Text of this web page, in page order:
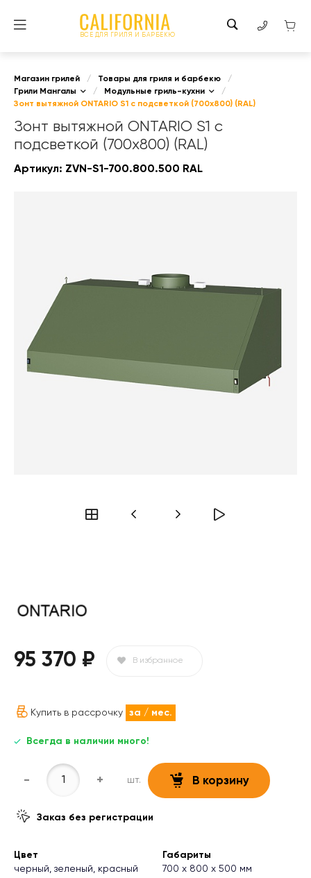
ВСЕ ДЛЯ ГРИЛЯ И БАРБЕКЮ
Магазин грилей / Товары для гриля и барбекю
/
Грили Мангалы
/ Модульные гриль-кухни
/
Зонт вытяжной ONTARIO S1 с подсветкой (700x800) (RAL)
Зонт вытяжной ONTARIO S1 с
подсветкой (700x800) (RAL)
Артикул: ZVN-S1-700.800.500 RAL
95 370 ₽ В избранное
Купить в рассрочку за / мес.
Всегда в наличии много!
- + шт. В корзину
Заказ без регистрации
Цвет
черный, зеленый, красный
Габариты
700 x 800 х 500 мм